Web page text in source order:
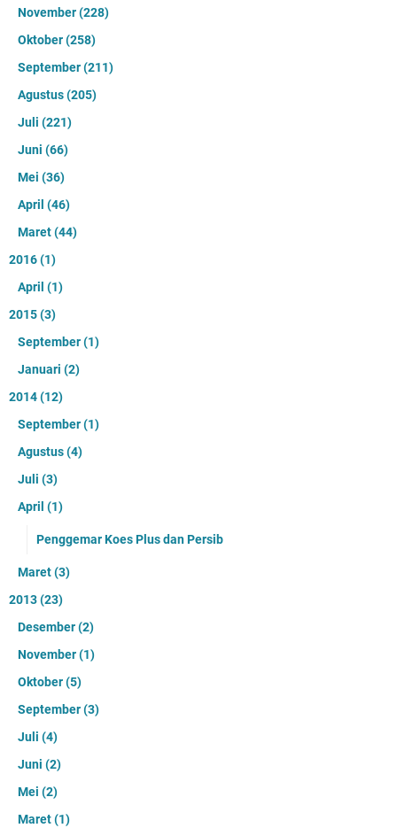
November(228)
Oktober(258)
September(211)
Agustus(205)
Juli (221)
Juni (66)
Mei (36)
April (46)
Maret(44)
2016(1)
April (1)
2015(3)
September(1)
Januari (2)
2014(12)
September(1)
Agustus(4)
Juli (3)
April (1)
Penggemar Koes Plus dan Persib
Maret(3)
2013(23)
Desember(2)
November(1)
Oktober(5)
September(3)
Juli (4)
Juni (2)
Mei (2)
Maret(1)